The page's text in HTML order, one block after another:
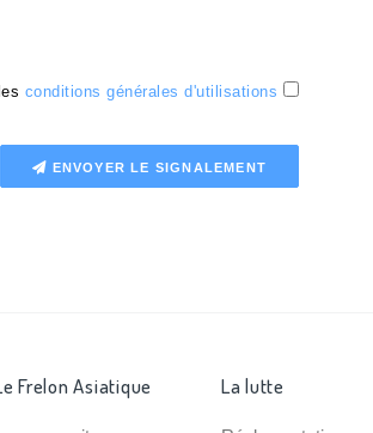
conditions générales d'utilisations
ENVOYER LE SIGNALEMENT
Frelon Asiatique La lutte